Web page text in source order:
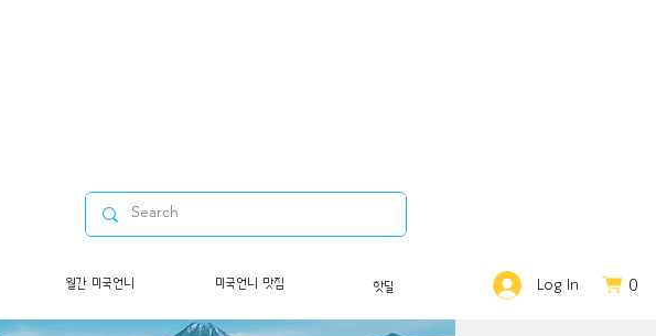
월간 미국언니 미국언니 맛집 핫딜 Log In 0